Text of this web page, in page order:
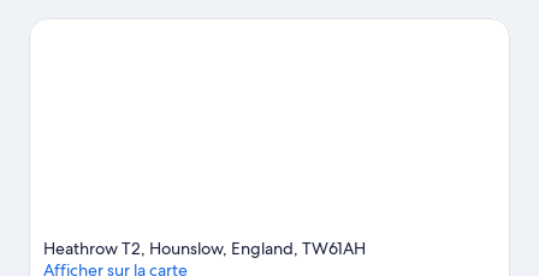
LEGOLAND® Windsor. Pour assister à un événement ou à une
Heathrow T2, Hounslow, England, TW61AH
Afficher sur la carte